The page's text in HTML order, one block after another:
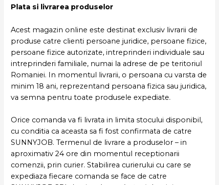
Plata si livrarea produselor
Acest magazin online este destinat exclusiv livrarii de
produse catre clienti persoane juridice, persoane fizice,
persoane fizice autorizate, intreprinderi individuale sau
intreprinderi familiale, numai la adrese de pe teritoriul
Romaniei. In momentul livrarii, o persoana cu varsta de
minim 18 ani, reprezentand persoana fizica sau juridica,
va semna pentru toate produsele expediate.
Orice comanda va fi livrata in limita stocului disponibil,
cu conditia ca aceasta sa fi fost confirmata de catre
SUNNYJOB. Termenul de livrare a produselor – in
aproximativ 24 ore din momentul receptionarii
comenzii, prin curier. Stabilirea curierului cu care se
expediaza fiecare comanda se face de catre